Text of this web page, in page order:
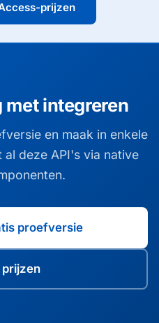
prijzen
met integreren
en maak in enkele
deze API's via native
proefversie
prijzen